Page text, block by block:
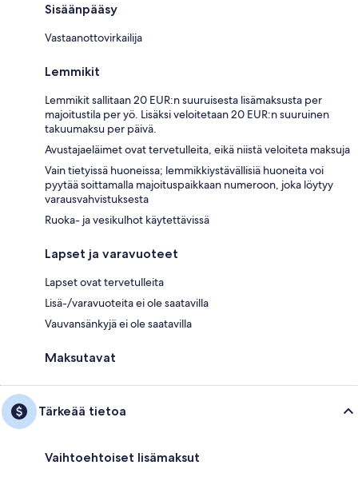
Sisäänpääsy
Vastaanottovirkailija
Lemmikit
Lemmikit sallitaan 20 EUR:n suuruisesta lisämaksusta per
majoitustila per yö. Lisäksi veloitetaan 20 EUR:n suuruinen
takuumaksu per päivä.
Avustajaeläimet ovat tervetulleita, eikä niistä veloiteta maksuja
Vain tietyissä huoneissa; lemmikkiystävällisiä huoneita voi
pyytää soittamalla majoituspaikkaan numeroon, joka löytyy
varausvahvistuksesta
Ruoka- ja vesikulhot käytettävissä
Lapset ja varavuoteet
Lapset ovat tervetulleita
Lisä-/varavuoteita ei ole saatavilla
Vauvansänkyjä ei ole saatavilla
Maksutavat
Tärkeää tietoa
Vaihtoehtoiset lisämaksut